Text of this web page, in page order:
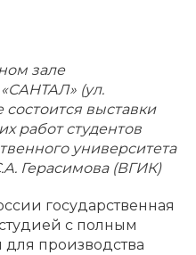
зале
(ул.
выставки
работ студентов
университета
Герасимова (ВГИК)
государственная
с полным
производства